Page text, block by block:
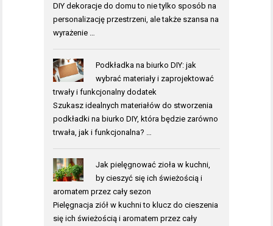
DIY dekoracje do domu to nie tylko sposób na
personalizację przestrzeni, ale także szansa na
wyrażenie …
Podkładka na biurko DIY: jak
wybrać materiały i zaprojektować
trwały i funkcjonalny dodatek
Szukasz idealnych materiałów do stworzenia
podkładki na biurko DIY, która będzie zarówno
trwała, jak i funkcjonalna? …
Jak pielęgnować zioła w kuchni,
by cieszyć się ich świeżością i
aromatem przez cały sezon
Pielęgnacja ziół w kuchni to klucz do cieszenia
się ich świeżością i aromatem przez cały